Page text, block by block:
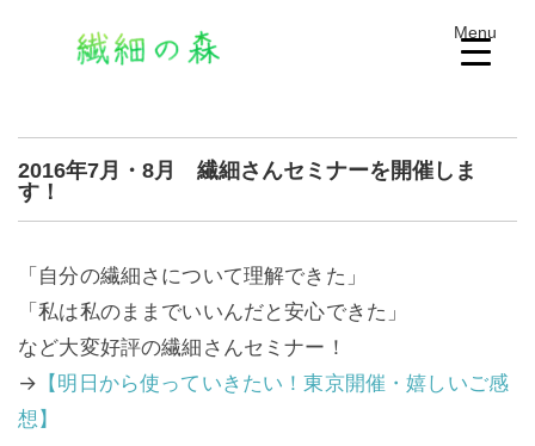
2016年7月・8月 繊細さんセミナーを開催しま
す！
「自分の繊細さについて理解できた」
「私は私のままでいいんだと安心できた」
など大変好評の繊細さんセミナー！
→ 【明日から使っていきたい！東京開催・嬉しいご感
想】
Menu